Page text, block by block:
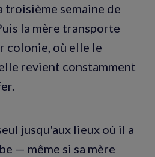
troisième semaine de
la mère transporte
colonie, où elle le
revient constamment
jusqu'aux lieux où il a
­— même si sa mère